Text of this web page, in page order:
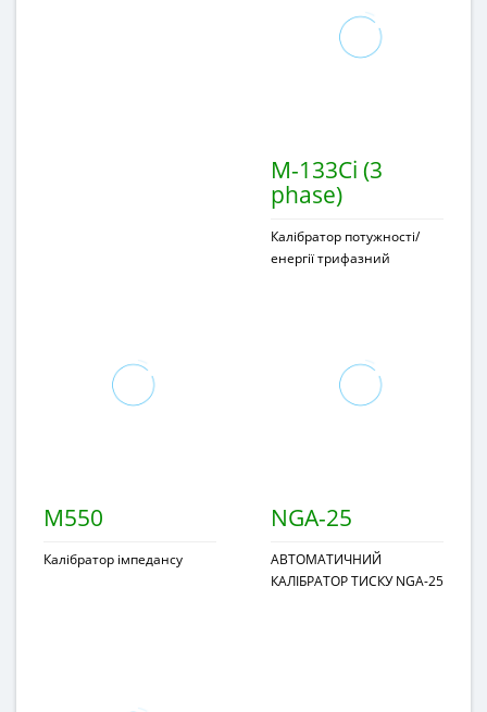
M-133Ci (3
phase)
Калібратор потужності/
енергії трифазний
M550
Калібратор імпедансу
NGA-25
АВТОМАТИЧНИЙ
КАЛІБРАТОР ТИСКУ NGA-25